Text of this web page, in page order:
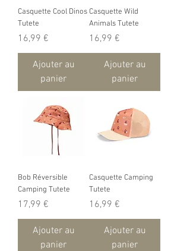
Casquette Cool Dinos
Tutete
Prix
16,99 €
Ajouter au
panier
Casquette Wild
Animals Tutete
Prix
16,99 €
Ajouter au
panier
Bob Réversible
Camping Tutete
Prix
17,99 €
Ajouter au
panier
Casquette Camping
Tutete
Prix
16,99 €
Ajouter au
panier